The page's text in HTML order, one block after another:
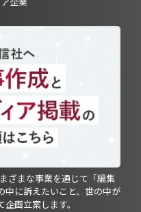
ざまな事業を通じて「編集
中に訴えたいこと、世の中が
画立案します。